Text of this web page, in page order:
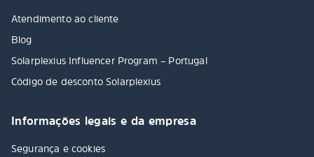
Atendimento ao cliente
Blog
Solarplexius Influencer Program – Portugal
Código de desconto Solarplexius
Informações legais e da empresa
Segurança e cookies